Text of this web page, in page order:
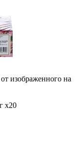
изображенного на
x20